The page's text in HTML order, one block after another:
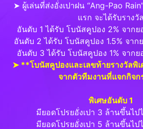
➤ ผู้เล่นที่ส่งอั่งเปาฝน “Ang-Pao
แรก จะได้รับรางวัล
อันดับ 1 ได้รับ โบนัสคูปอง 2% จากย
อันดับ 2 ได้รับ โบนัสคูปอง 1.5% จาก
อันดับ 3 ได้รับ โบนัสคูปอง 1% จากย
➤ **โบนัสคูปองและเลขท้ายรางวัลพิเ
จากตัวทีมงานที่แจกกิจ
พิเศษอันดับ 1
มียอดโปรยอั่งเปา 3 ล้านขึ้นไป
มียอดโปรยอั่งเปา 5 ล้านขึ้นไป